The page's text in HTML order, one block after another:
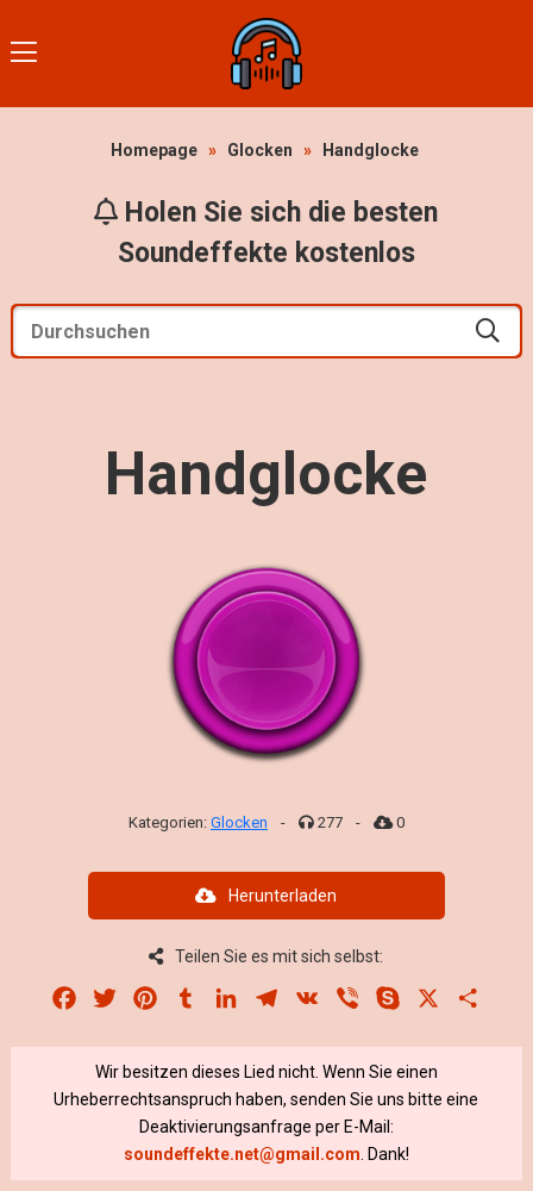
Homepage » Glocken » Handglocke
Holen Sie sich die besten
Soundeffekte kostenlos
Handglocke
Kategorien: Glocken - 277 - 0
Herunterladen
Teilen Sie es mit sich selbst:
Facebook
Twitter PinterestTumblrLinkedInTelegram
VK Viber Skype
Wir besitzen dieses Lied nicht. Wenn Sie einen
Urheberrechtsanspruch haben, senden Sie uns bitte eine
Deaktivierungsanfrage per E-Mail:
soundeffekte.net@gmail.com . Dank!